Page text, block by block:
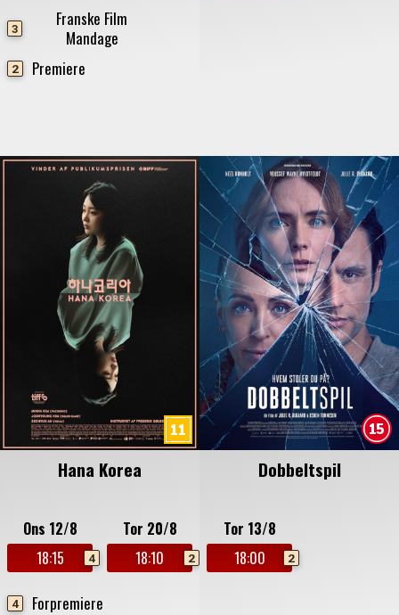
3
Franske Film
Mandage
2 Premiere
Hana Korea
Ons 12/8
18:15
4
Tor 20/8
18:10
2
4 Forpremiere
Dobbeltspil
Tor 13/8
18:00
2